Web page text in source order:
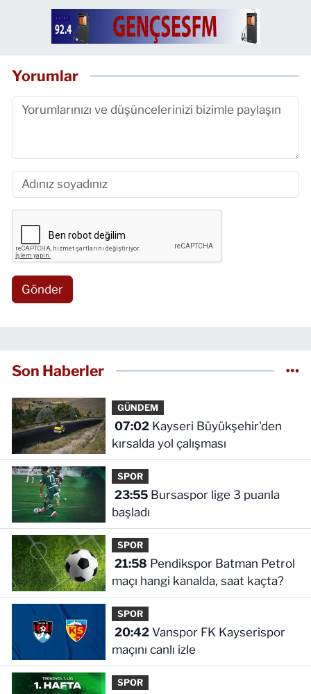
Yorumlar
Gönder
Son Haberler
GÜNDEM
07:02Kayseri Büyükşehir'den
kırsalda yol çalışması
SPOR
23:55Bursaspor lige 3 puanla
başladı
SPOR
21:58
maçı hangi kanalda, saat kaçta?
SPOR
20:42Vanspor FK Kayserispor
maçını canlı izle
SPOR